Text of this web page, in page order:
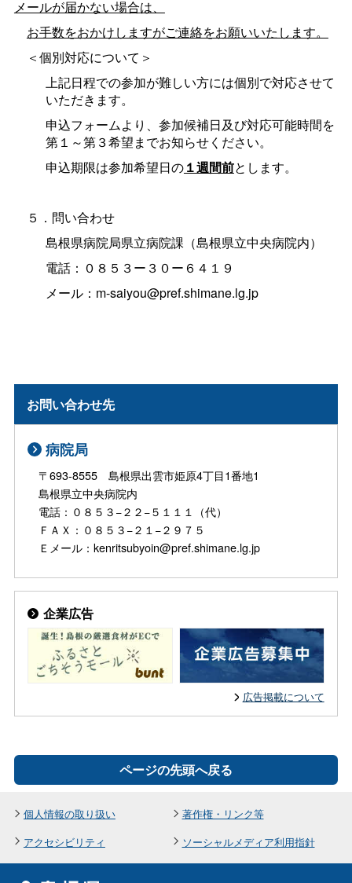
メールが届かない場合は、
お手数をおかけしますがご連絡をお願いいたします。
＜個別対応について＞
上記日程での参加が難しい方には個別で対応させて
いただきます。
申込フォームより、参加候補日及び対応可能時間を
第１～第３希望までお知らせください。
申込期限は参加希望日の１週間前とします。
５．問い合わせ
島根県病院局県立病院課（島根県立中央病院内）
電話：０８５３ー３０ー６４１９
メール：m-saiyou@pref.shimane.lg.jp
お問い合わせ先
病院局
〒693-8555 島根県出雲市姫原4丁目1番地1
島根県立中央病院内
電話：０８５３−２２−５１１１（代）
ＦＡＸ：０８５３−２１−２９７５
Ｅメール：kenritsubyoin@pref.shimane.lg.jp
企業広告
広告掲載について
ページの先頭へ戻る
個人情報の取り扱い
著作権・リンク等
アクセシビリティ
ソーシャルメディア利用指針